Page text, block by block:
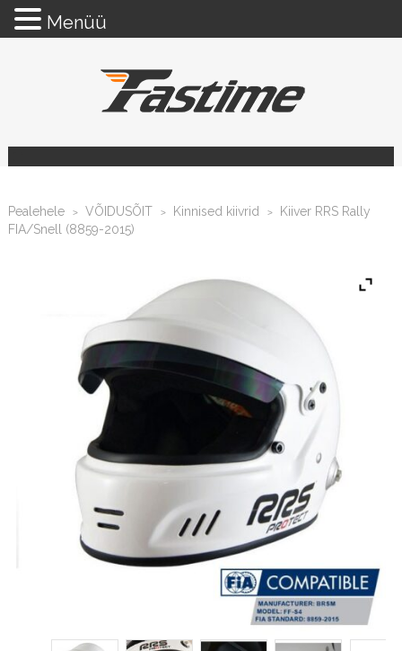
Pealehele > VÕIDUSÕIT > Kinnised kiivrid >
Kiiver RRS Rally
FIA/Snell (8859-2015)
Menüü